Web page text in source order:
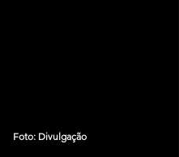
Foto: Divulgação